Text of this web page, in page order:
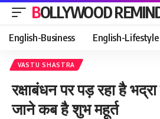
BOLLYWOOD
English-Business English-Lifestyle
VASTU SHASTRA
रक्षाबंधन पर पड़ रहा है
जाने कब है शुभ महूर्त